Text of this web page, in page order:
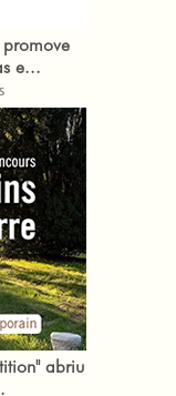
promove
e...
abriu